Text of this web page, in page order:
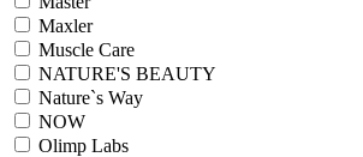
Maxler
Muscle Care
NATURE'S BEAUTY
Nature`s Way
NOW
Olimp Labs